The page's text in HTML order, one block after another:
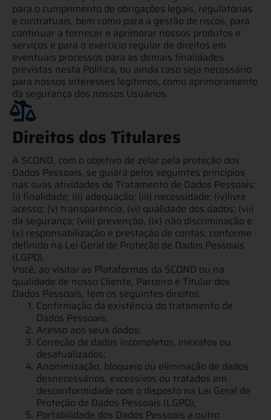
para o cumprimento de obrigações legais, regulatórias
e contratuais, bem como para a gestão de riscos, para
continuar a fornecer e aprimorar nossos produtos e
serviços e para o exercício regular de direitos em
eventuais processos para as demais finalidades
previstas nesta Política, ou ainda caso seja necessário
para nossos interesses legítimos, como aprimoramento
da segurança dos nossos Usuários.
Direitos dos Titulares
A SCOND, com o objetivo de zelar pela proteção dos
Dados Pessoais, se guiará pelos seguintes princípios
nas suas atividades de Tratamento de Dados Pessoais:
(i) finalidade; (ii) adequação; (iii) necessidade; (iv)livre
acesso; (v) transparência; (vi) qualidade dos dados; (vii)
da segurança; (viii) prevenção, (ix) não discriminação e
(x) responsabilização e prestação de contas, conforme
definido na Lei Geral de Proteção de Dados Pessoais
(LGPD).
Você, ao visitar as Plataformas da SCOND ou na
qualidade de nosso Cliente, Parceiro e Titular dos
Dados Pessoais, tem os seguintes direitos:
Confirmação da existência do tratamento de
Dados Pessoais;
Acesso aos seus dados;
Correção de dados incompletos, inexatos ou
desatualizados;
Anonimização, bloqueio ou eliminação de dados
desnecessários, excessivos ou tratados em
desconformidade com o disposto na Lei Geral de
Proteção de Dados Pessoais (LGPD);
Portabilidade dos Dados Pessoais a outro